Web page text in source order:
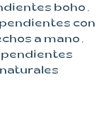
boho ,
pendientes con
a mano ,
pendientes